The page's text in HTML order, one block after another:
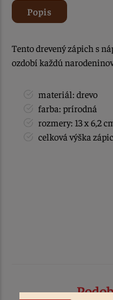
Popis
Tento drevený zápich s
ozdobí každú
materiál: drevo
farba: prírodná
rozmery: 13 x 6,2
celková výška